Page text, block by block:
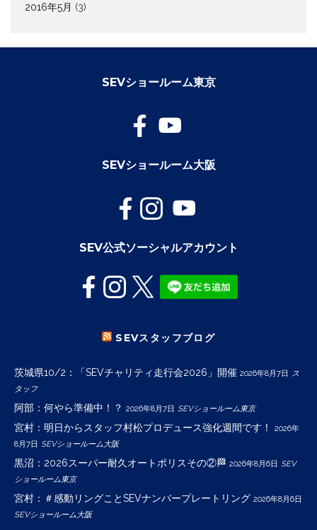
2016年5月 (3)
SEVショールーム東京
SEVショールーム大阪
SEV公式ソーシャルアカウント
SEVスタッフブログ
茨城県10/2：「SEVチャリティ走行会2026」開催 2026年8月7日 ス
タッフ
阿部：何やら準備中！？ 2026年8月7日 SEVショールーム東京
宮村：明日からスタッフ村松プロデュース強化週間です！
2026年
8月7日 SEVショールーム大阪
黒沼：2026スーパー耐久オートポリスその②🏁 2026年8月6日 SEV
ショールーム東京
宮村：＃感動リングことSEVナンバープレートリング 2026年8月6日
SEVショールーム大阪